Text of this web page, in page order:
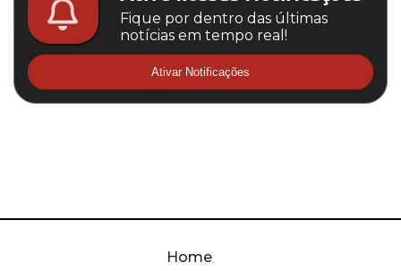
Fique por dentro das últimas
notícias em tempo real!
Ativar Notificações
Home